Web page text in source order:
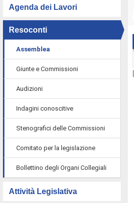
Agenda dei Lavori
Resoconti
Assemblea
Giunte e Commissioni
Audizioni
Indagini conoscitive
Stenografici delle Commissioni
Comitato per la legislazione
Bollettino degli Organi Collegiali
Attività Legislativa